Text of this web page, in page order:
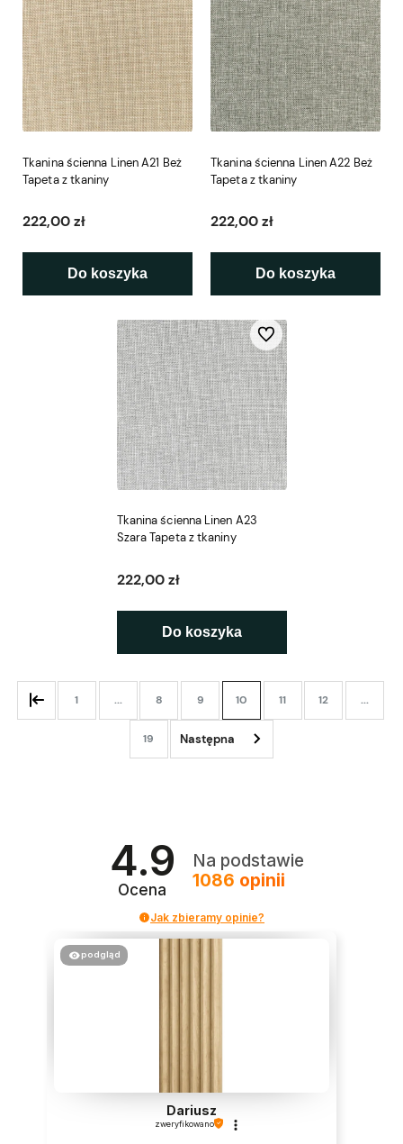
Tkanina ścienna Linen A21 Beż
Tapeta z tkaniny
222,00 zł
Do koszyka
Tkanina ścienna Linen A22 Beż
Tapeta z tkaniny
222,00 zł
Do koszyka
Tkanina ścienna Linen A23
Szara Tapeta z tkaniny
222,00 zł
Do koszyka
Do ulubionych
1 ... 8 9 10 11 12 ...
19
4.9
Ocena
Na podstawie
1086 opinii
Jak zbieramy opinie?
podgląd
Dariusz
zweryfikowano